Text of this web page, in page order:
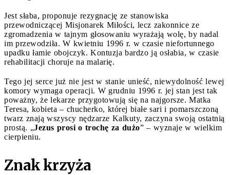
Jest słaba, proponuje rezygnację ze stanowiska
przewodniczącej Misjonarek Miłości, lecz zakonnice ze
zgromadzenia w tajnym głosowaniu wyrażają wolę, by nadal
im przewodziła. W kwietniu 1996 r. w czasie niefortunnego
upadku łamie obojczyk. Kontuzja bardzo ją osłabia, w czasie
rehabilitacji choruje na malarię.
Tego jej serce już nie jest w stanie unieść, niewydolność lewej
komory wymaga operacji. W grudniu 1996 r. jej stan jest tak
poważny, że lekarze przygotowują się na najgorsze. Matka
Teresa, kobieta – chucherko, której białe sari i pomarszczoną
twarz znają wszyscy nędzarze Kalkuty, zaczyna swoją ostatnią
prostą. „Jezus prosi o trochę za dużo” – wyznaje w wielkim
cierpieniu.
Znak krzyża